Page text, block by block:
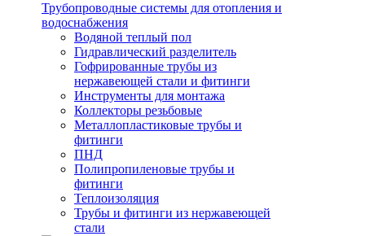
Трубопроводные системы для отопления и
водоснабжения
Водяной теплый пол
Гидравлический разделитель
Гофрированные трубы из
нержавеющей стали и фитинги
Инструменты для монтажа
Коллекторы резьбовые
Металлопластиковые трубы и
фитинги
ПНД
Полипропиленовые трубы и
фитинги
Теплоизоляция
Трубы и фитинги из нержавеющей
стали